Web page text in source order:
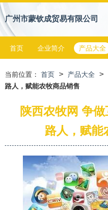
广州市蒙钦成贸易有限公司
首页 企业简介 产品大全
当前位置： 首页 > 产品大全 >
路人，赋能农牧商品销售
陕西农牧网 争
路人，赋能